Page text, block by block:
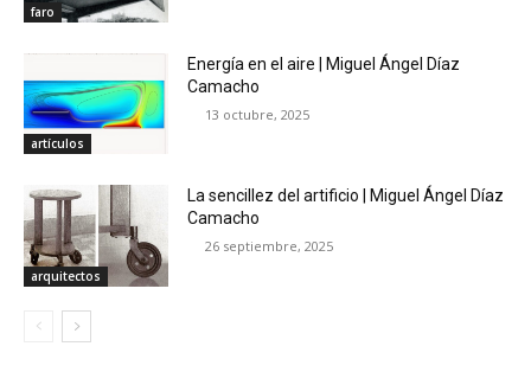
faro
artículos
Energía en el aire | Miguel Ángel Díaz
Camacho
13 octubre, 2025
arquitectos
La sencillez del artificio | Miguel Ángel Díaz
Camacho
26 septiembre, 2025